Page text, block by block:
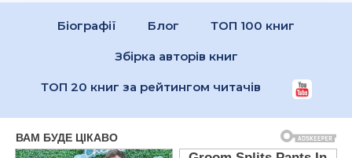
Біографії Блог ТОП 100 книг
Збірка авторів книг
ТОП 20 книг за рейтингом читачів